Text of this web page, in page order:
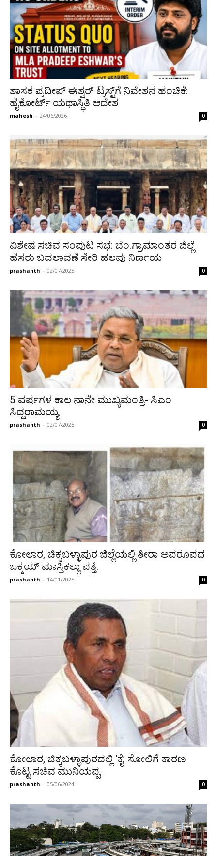
ಶಾಸಕ ಪ್ರದೀಪ್ ಈಶ್ವರ್ ಟ್ರಸ್ಟ್‌ಗೆ ನಿವೇಶನ ಹಂಚಿಕೆ:
ಹೈಕೋರ್ಟ್ ಯಥಾಸ್ಥಿತಿ ಆದೇಶ
mahesh - 24/06/2026 0
ವಿಶೇಷ ಸಚಿವ ಸಂಪುಟ ಸಭೆ: ಬೆಂ.ಗ್ರಾಮಾಂತರ ಜಿಲ್ಲೆ
ಹೆಸರು ಬದಲಾವಣೆ ಸೇರಿ ಹಲವು ನಿರ್ಣಯ
prashanth - 02/07/2025 0
5 ವರ್ಷಗಳ ಕಾಲ ನಾನೇ ಮುಖ್ಯಮಂತ್ರಿ- ಸಿಎಂ
ಸಿದ್ದರಾಮಯ್ಯ
prashanth - 02/07/2025 0
ಕೋಲಾರ, ಚಿಕ್ಕಬಳ್ಳಾಪುರ ಜಿಲ್ಲೆಯಲ್ಲಿ ತೀರಾ ಅಪರೂಪದ
ಒಕ್ಕಯ್ ಮಾಸ್ತಿಕಲ್ಲು ಪತ್ತೆ.
prashanth - 14/01/2025 0
ಕೋಲಾರ, ಚಿಕ್ಕಬಳ್ಳಾಪುರದಲ್ಲಿ ‘ಕೈ’ ಸೋಲಿಗೆ ಕಾರಣ
ಕೊಟ್ಟ ಸಚಿವ ಮುನಿಯಪ್ಪ.
prashanth - 05/06/2024 0